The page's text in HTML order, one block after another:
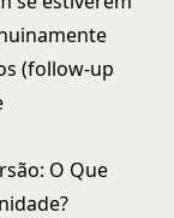
(follow-up
O Que